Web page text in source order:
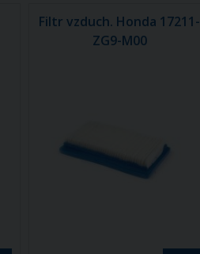
Filtr vzduch. Honda 17211-
ZG9-M00